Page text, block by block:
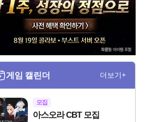
게임 캘린더 더보기+
모집
아스오라 CBT 모집